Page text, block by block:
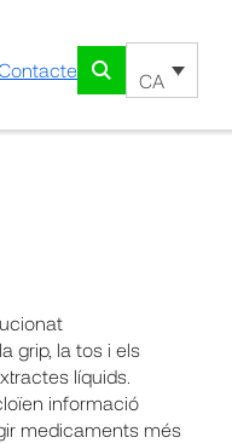
CA
grip, la tos i els
líquids.
informació
medicaments més